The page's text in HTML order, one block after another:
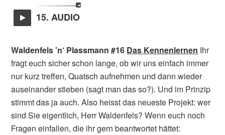
15. AUDIO
Waldenfels ’n‘ Plassmann #16 Das Kennenlernen Ihr
fragt euch sicher schon lange, ob wir uns einfach immer
nur kurz treffen, Quatsch aufnehmen und dann wieder
auseinander stieben (sagt man das so?). Und im Prinzip
stimmt das ja auch. Also heisst das neueste Projekt: wer
sind Sie eigentlich, Herr Waldenfels? Wenn euch noch
Fragen einfallen, die ihr gern beantwortet hättet: